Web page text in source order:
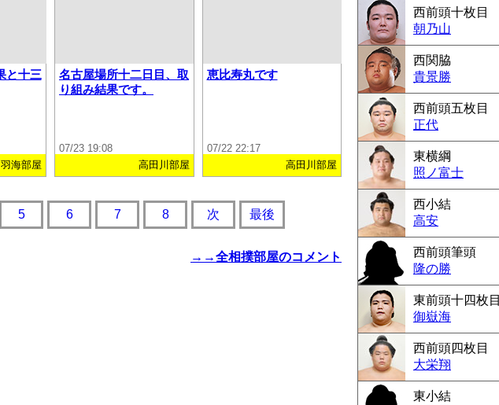
と十三
海部屋
名古屋場所十二日目、取
り組み結果です。
07/23 19:08
高田川部屋
恵比寿丸です
07/22 22:17
高田川部屋
5 6 7 8 次 最後
→→全相撲部屋のコメント
西前頭十枚目
朝乃山
西関脇
貴景勝
西前頭五枚目
正代
東横綱
照ノ富士
西小結
高安
西前頭筆頭
隆の勝
東前頭十四枚目
御嶽海
西前頭四枚目
大栄翔
東小結